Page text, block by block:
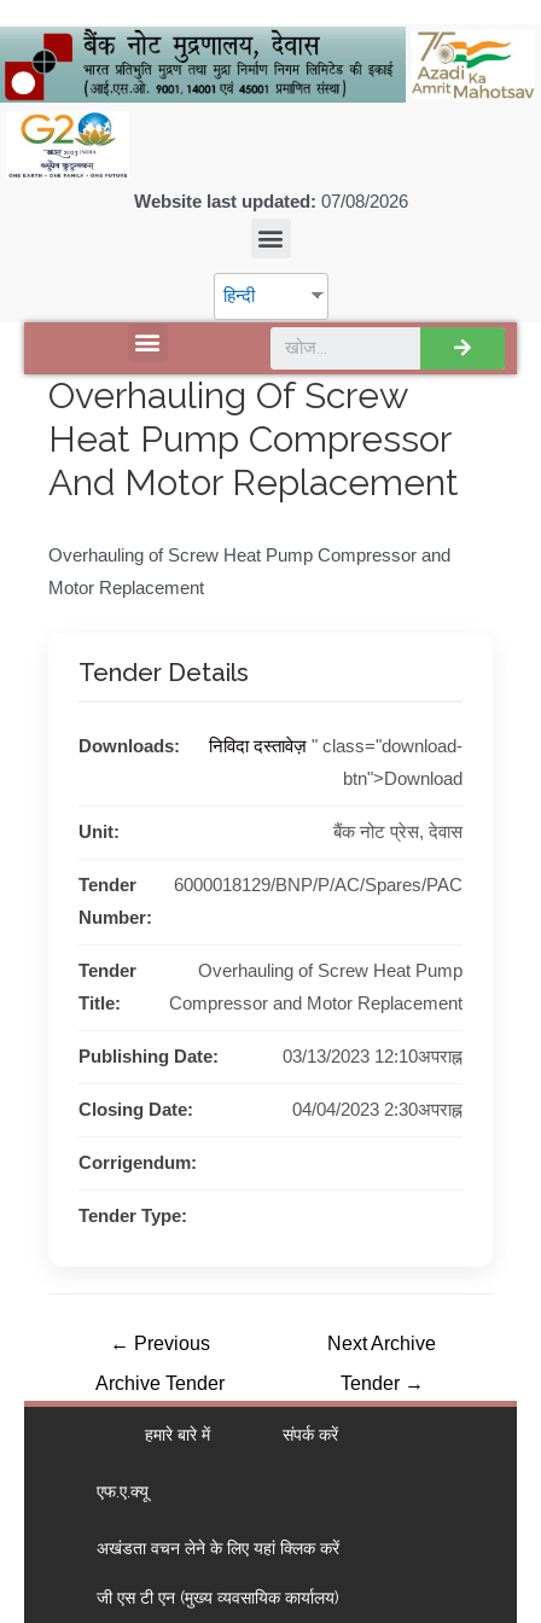
Website last updated: 07/08/2026
हिन्दी
Overhauling Of Screw
Heat Pump Compressor
And Motor Replacement
Overhauling of Screw Heat Pump Compressor and
Motor Replacement
Tender Details
Downloads: निविदा दस्तावेज़ " class="download-
btn">Download
Unit: बैंक नोट प्रेस, देवास
Tender
Number:
6000018129/BNP/P/AC/Spares/PAC
Tender
Title:
Overhauling of Screw Heat Pump
Compressor and Motor Replacement
Publishing Date: 03/13/2023 12:10अपराह्न
Closing Date: 04/04/2023 2:30अपराह्न
Corrigendum:
Tender Type:
← Previous
Archive Tender
Next Archive
Tender →
हमारे बारे में संपर्क करें
एफ.ए.क्यू
अखंडता वचन लेने के लिए यहां क्लिक करें
जी एस टी एन (मुख्य व्यवसायिक कार्यालय)